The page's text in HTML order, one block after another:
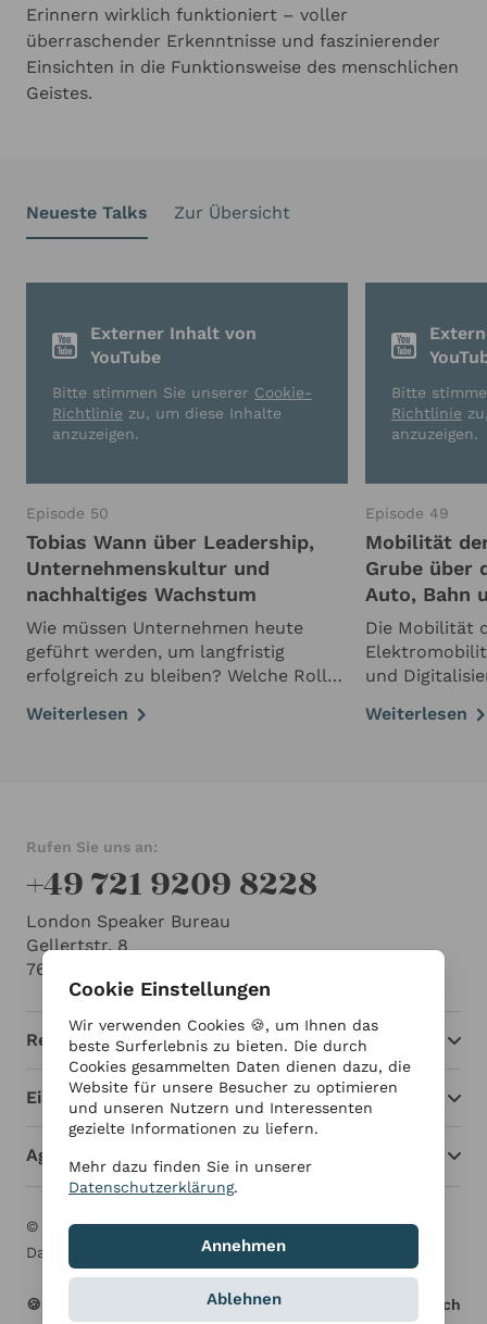
Erinnern wirklich funktioniert – voller
überraschender Erkenntnisse und faszinierender
Einsichten in die Funktionsweise des menschlichen
Geistes.
Neueste Talks Zur Übersicht
Externer Inhalt von
YouTube
Bitte stimmen Sie unserer Cookie-
Richtlinie zu, um diese Inhalte
anzuzeigen.
Episode 50
Tobias Wann über Leadership,
Unternehmenskultur und
nachhaltiges Wachstum
Wie müssen Unternehmen heute
geführt werden, um langfristig
erfolgreich zu bleiben? Welche Rolle
und Künstliche Intelligenz? Und wie
Weiterlesen
Bitte
Richtlinie
anzuzeigen.
Episode 49
Mobilität
Grube über
Auto, Bahn
Die Mobilität
und
Weiterlesen
Rufen Sie uns an:
+49 721 9209 8228
London Speaker Bureau
Gellertstr. 8
76185 Karlsruhe
Redner
Einblicke
Agentur
© London Speaker Bureau 2026
Impressum
Datenschutzerklärung
🍪 Cookie Einstellungen Deutsch
Cookie Einstellungen
Wir verwenden Cookies 🍪, um Ihnen das
beste Surferlebnis zu bieten. Die durch
Cookies gesammelten Daten dienen dazu, die
Website für unsere Besucher zu optimieren
und unseren Nutzern und Interessenten
gezielte Informationen zu liefern.
Mehr dazu finden Sie in unserer
Datenschutzerklärung.
Annehmen
Ablehnen